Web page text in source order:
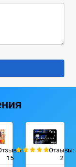
15
Отзывы:
2